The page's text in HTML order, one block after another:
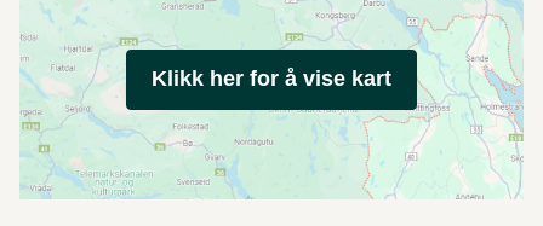
Klikk her for å vise kart